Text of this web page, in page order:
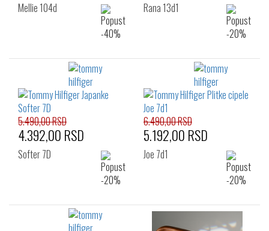
Mellie 104d Rana 13d1
5.490,00 RSD
4.392,00 RSD
Softer 7D
6.490,00 RSD
5.192,00 RSD
Joe 7d1